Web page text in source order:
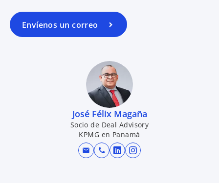
Envíenos un correo
José Félix Magaña
Socio de Deal Advisory
KPMG en Panamá
mail call
s
s